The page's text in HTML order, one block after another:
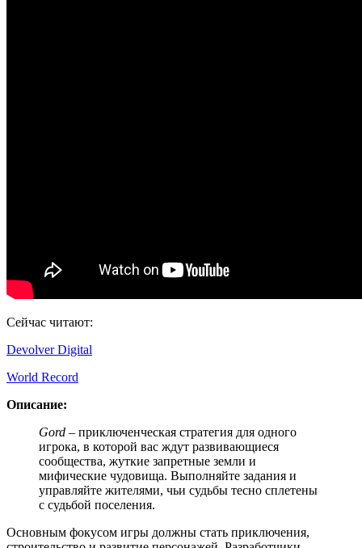
Сейчас читают:
Devolver Digital
World Record
Описание:
Gord – приключенческая стратегия для одного
игрока, в которой вас ждут развивающиеся
сообщества, жуткие запретные земли и
мифические чудовища. Выполняйте задания и
управляйте жителями, чьи судьбы тесно сплетены
с судьбой поселения.
Основным фокусом игры должны стать приключения,